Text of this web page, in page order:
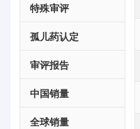
特殊审评
孤儿药认定
审评报告
中国销量
全球销量